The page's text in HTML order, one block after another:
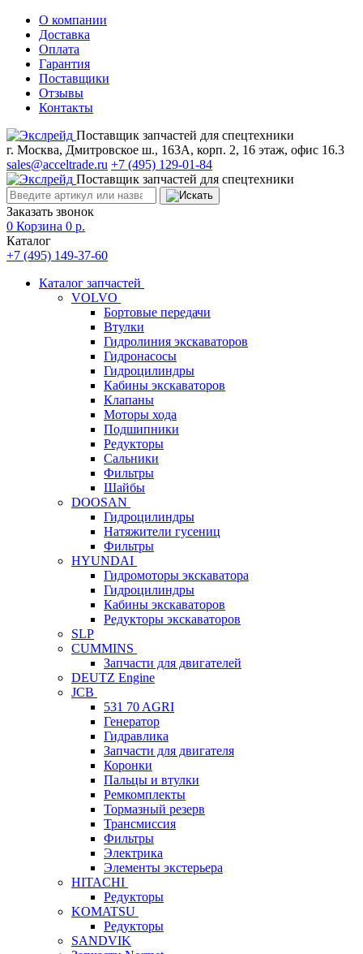
О компании
Доставка
Оплата
Гарантия
Поставщики
Отзывы
Контакты
Поставщик запчастей для спецтехники
г. Москва, Дмитровское ш., 163А, корп. 2, 16 этаж, офис 16.3
sales@acceltrade.ru +7 (495) 129-01-84
Поставщик запчастей для спецтехники
Заказать звонок
0 Корзина 0 р.
Каталог
+7 (495) 149-37-60
Каталог запчастей
VOLVO
Бортовые передачи
Втулки
Гидролиния экскаваторов
Гидронасосы
Гидроцилиндры
Кабины экскаваторов
Клапаны
Моторы хода
Подшипники
Редукторы
Сальники
Фильтры
Шайбы
DOOSAN
Гидроцилиндры
Натяжители гусениц
Фильтры
HYUNDAI
Гидромоторы экскаватора
Гидроцилиндры
Кабины экскаваторов
Редукторы экскаваторов
SLP
CUMMINS
Запчасти для двигателей
DEUTZ Engine
JCB
531 70 AGRI
Генератор
Гидравлика
Запчасти для двигателя
Коронки
Пальцы и втулки
Ремкомплекты
Тормазный резерв
Трансмиссия
Фильтры
Электрика
Элементы экстерьера
HITACHI
Редукторы
KOMATSU
Редукторы
SANDVIK